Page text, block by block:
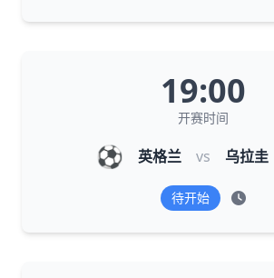
19:00
开赛时间
⚽ 英格兰 vs 乌拉圭
待开始